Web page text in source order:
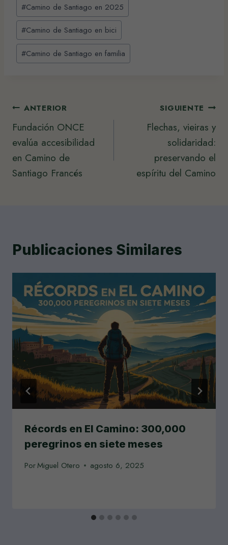
la
entrada:
#Camino de Santiago en 2025
#Camino de Santiago en bici
#Camino de Santiago en familia
Navegación
de
entradas
ANTERIOR
Fundación ONCE
evalúa accesibilidad
en Camino de
Santiago Francés
SIGUIENTE
Flechas, vieiras y
solidaridad:
preservando el
espíritu del Camino
Publicaciones Similares
Récords en El Camino: 300,000
peregrinos en siete meses
PorMiguel Otero agosto 6, 2025